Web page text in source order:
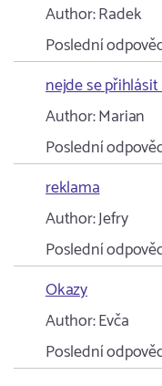
Author:Radek
Poslední
nejde se
Author:Marian
Poslední
reklama
Author:Jefry
Poslední
Okazy
Author:Evča
Poslední